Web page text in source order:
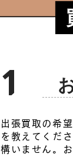
1
出張買取の希
を教えてくだ
構いません。